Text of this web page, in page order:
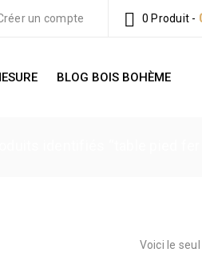
0 Produit -
un compte
BLOG BOIS BOHÈME
Voici le